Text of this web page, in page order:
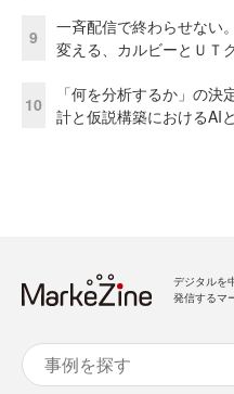
9
一斉配信で終わらせない
変える、カルビーとＵＴ
10
「何を分析するか」の
計と仮説構築におけるAI
デジタルを
発信するマ